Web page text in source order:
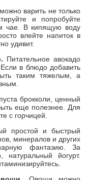
варить не только
и попробуйте
чае. В кипящую воду
влейте напиток в
удивит.
Питательное авокадо
в блюдо добавить
таким тяжелым, а
брокколи, ценный
еще полезнее. Для
с горчицей.
простой и быстрый
минералов и других
фантазию. За
йогурт.